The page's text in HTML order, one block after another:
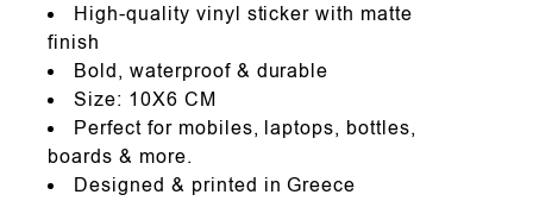
High-quality vinyl sticker with matte
finish
Bold, waterproof & durable
Size: 10X6 CM
Perfect for mobiles, laptops, bottles,
boards & more.
Designed & printed in Greece